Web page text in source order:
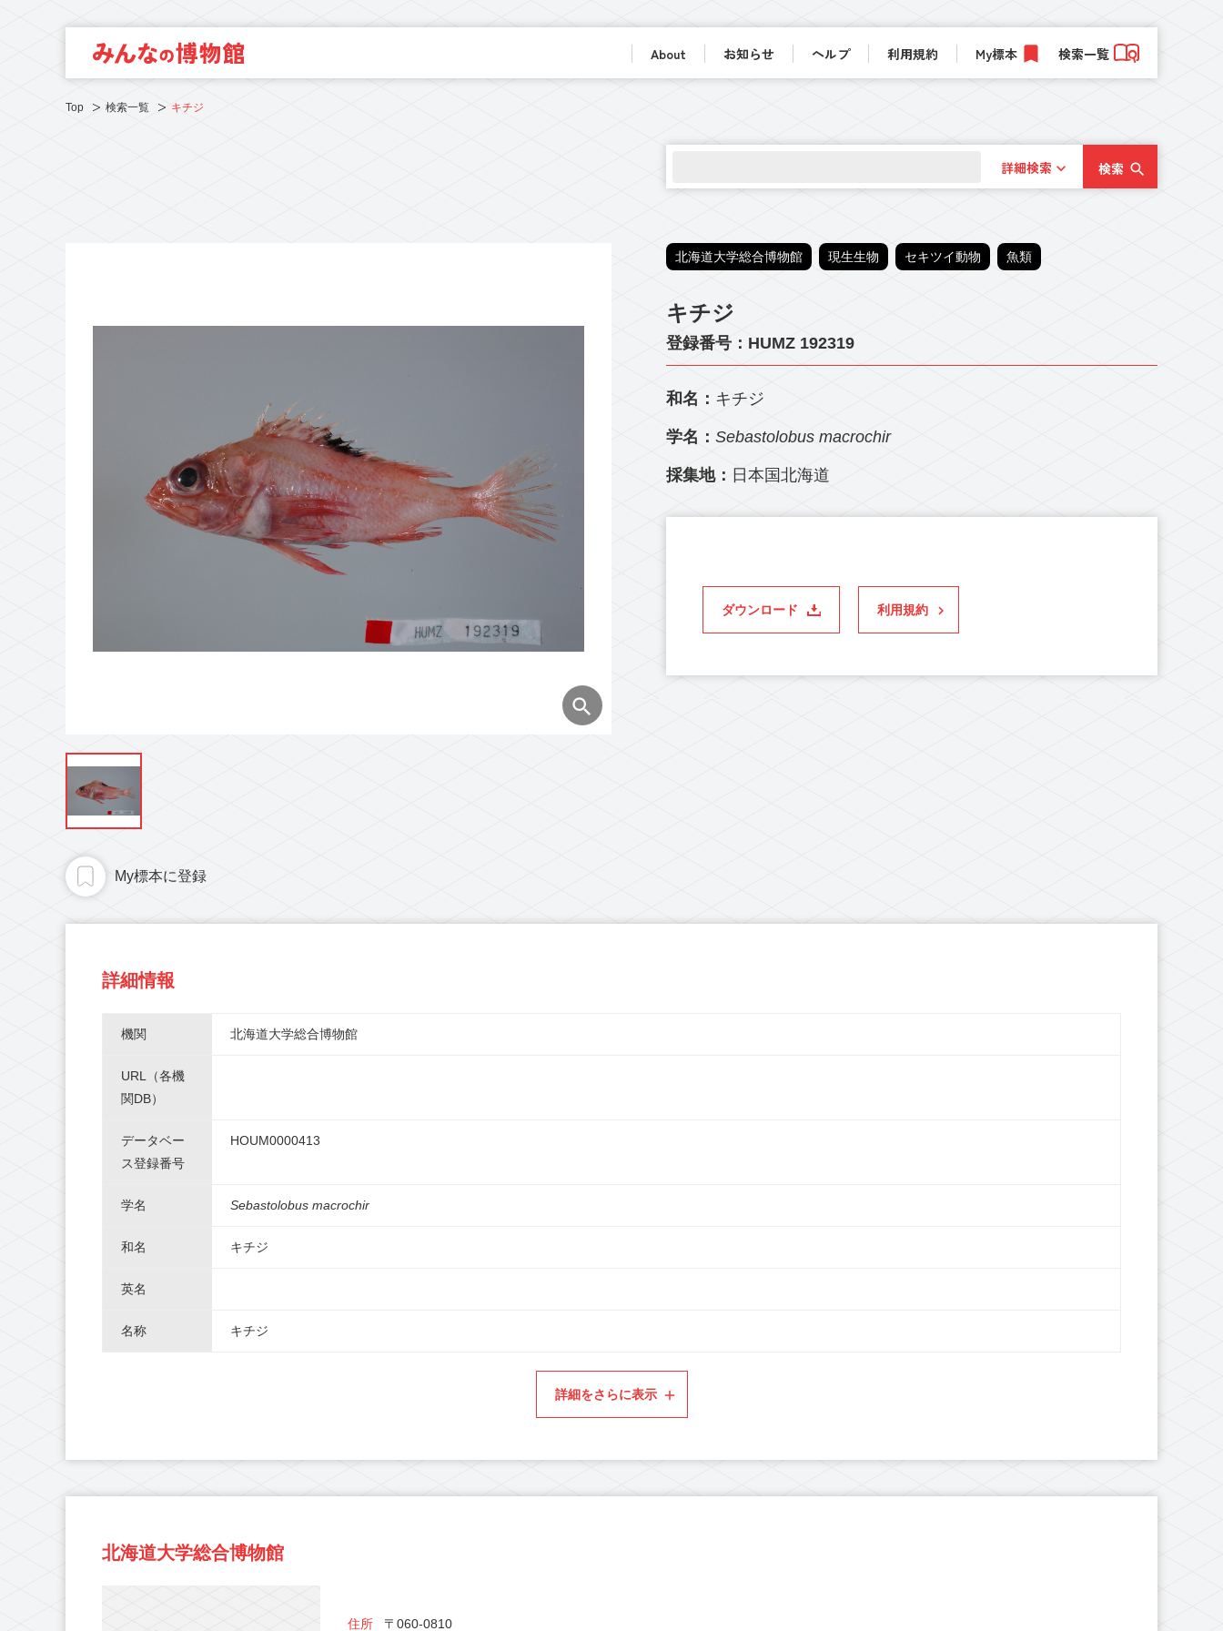
About お知らせ ヘルプ 利用規約 My標本 検索一覧
Top 検索一覧 キチジ
詳細検索 検索
My標本に登録
北海道大学総合博物館 現生生物 セキツイ動物 魚類
キチジ
登録番号：HUMZ 192319
和名： キチジ
学名： Sebastolobus macrochir
採集地： 日本国北海道
ダウンロード 利用規約
詳細情報
機関 北海道大学総合博物館
URL（各機
関DB）
データベー
ス登録番号
HOUM0000413
学名 Sebastolobus macrochir
和名 キチジ
英名
名称 キチジ
詳細をさらに表示
北海道大学総合博物館
住所 〒060-0810